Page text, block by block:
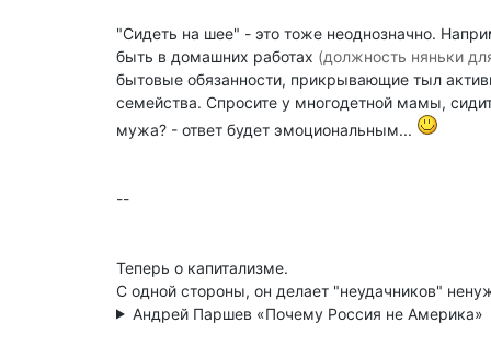
"Сидеть на шее" - это тоже неоднозначно.
быть в домашних работах (должность няньки
бытовые обязанности, прикрывающие тыл
семейства. Спросите у многодетной мамы,
мужа? - ответ будет эмоциональным...
--
Теперь о капитализме.
С одной стороны, он делает "неудачников"
Андрей Паршев «Почему Россия не Америка»